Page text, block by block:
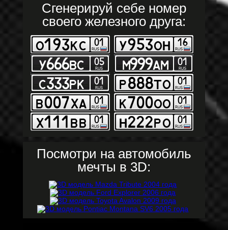
Сгенерируй себе номер
своего железного друга:
Посмотри на автомобиль
мечты в 3D: